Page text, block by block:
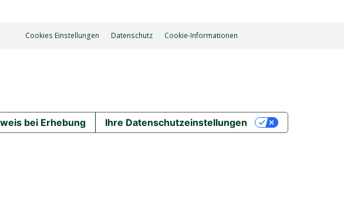
Cookies Einstellungen Datenschutz Cookie-Informationen
bei Erhebung Ihre Datenschutzeinstellungen